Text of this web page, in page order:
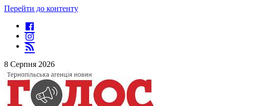
Перейти до контенту
8 Серпня 2026